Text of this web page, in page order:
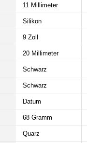
11 Millimeter
Silikon
9 Zoll
20 Millimeter
Schwarz
Schwarz
Datum
68 Gramm
Quarz